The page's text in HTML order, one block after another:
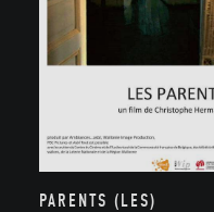
PARENTS (LES)